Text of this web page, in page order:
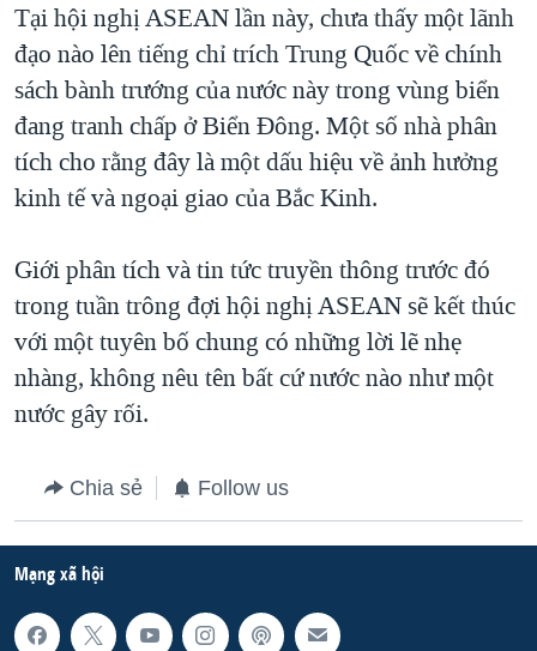
Tại hội nghị ASEAN lần này, chưa thấy một lãnh
đạo nào lên tiếng chỉ trích Trung Quốc về chính
sách bành trướng của nước này trong vùng biển
đang tranh chấp ở Biển Đông. Một số nhà phân
tích cho rằng đây là một dấu hiệu về ảnh hưởng
kinh tế và ngoại giao của Bắc Kinh.
Giới phân tích và tin tức truyền thông trước đó
trong tuần trông đợi hội nghị ASEAN sẽ kết thúc
với một tuyên bố chung có những lời lẽ nhẹ
nhàng, không nêu tên bất cứ nước nào như một
nước gây rối.
Chia sẻ Follow us
Mạng xã hội